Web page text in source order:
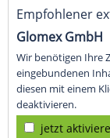
Empfohlener
Glomex GmbH
Wir benötigen Ihre
eingebundenen
diesen mit einem
deaktivieren.
jetzt